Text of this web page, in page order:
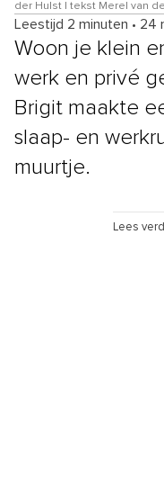
der Hulst | tekst Merel van
Leestijd 2 minuten • 24
Woon je klein
werk en privé
Brigit maakte
slaap- en
muurtje.
Lees